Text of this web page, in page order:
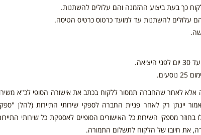
כך בעת ביצוע ההזמנה והם עלולים להשתנות.
עלולים להשתנות עד למועד כרטוס כרטיס הטיסה.
אלא לאחר שהחברה תמסור ללקוח בכתב את אישורה הסופי לכ"א
יינתן רק לאחר פניית החברה לספקי שירותי התיירות (להלן
מספקי השירות כל האישורים הסופיים לאספקת כל שירותי
את חיובו של הלקוח לתשלום התמורה.